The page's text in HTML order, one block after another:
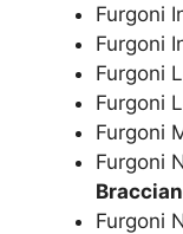
Furgoni
Furgoni
Furgoni
Furgoni
Furgoni
Furgoni
Furgoni